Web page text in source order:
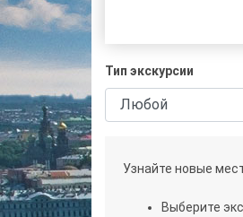
Тип экскурсии
Узнайте новые
Выберите